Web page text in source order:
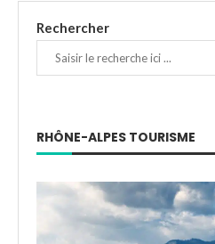
Rechercher
RHÔNE-ALPES TOURISME